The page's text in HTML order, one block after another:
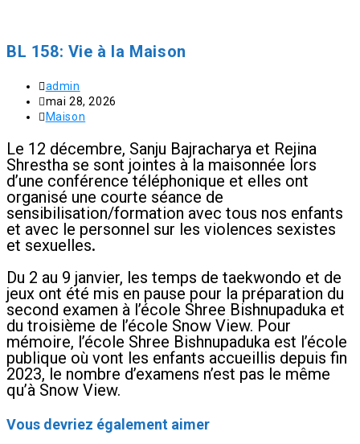
BL 158: Vie à la Maison
admin
mai 28, 2026
Maison
Le 12 décembre, Sanju Bajracharya et Rejina
Shrestha se sont jointes à la maisonnée lors
d’une conférence téléphonique et elles ont
organisé une courte séance de
sensibilisation/formation avec tous nos enfants
et avec le personnel sur les violences sexistes
et sexuelles.
Du 2 au 9 janvier, les temps de taekwondo et de
jeux ont été mis en pause pour la préparation du
second examen à l’école Shree Bishnupaduka et
du troisième de l’école Snow View. Pour
mémoire, l’école Shree Bishnupaduka est l’école
publique où vont les enfants accueillis depuis fin
2023, le nombre d’examens n’est pas le même
qu’à Snow View.
Vous devriez également aimer